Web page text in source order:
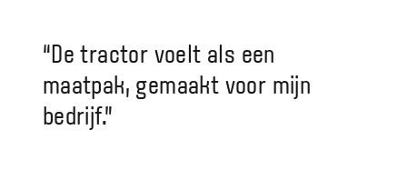
“De tractor voelt als een
maatpak, gemaakt voor mijn
bedrijf.”